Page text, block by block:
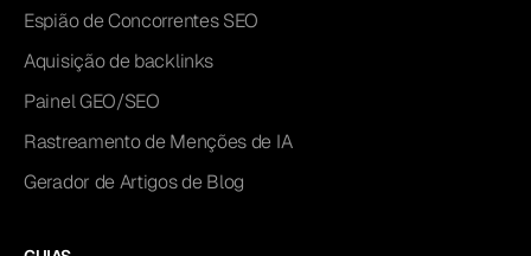
Espião de Concorrentes SEO
Aquisição de backlinks
Painel GEO/SEO
Rastreamento de Menções de IA
Gerador de Artigos de Blog